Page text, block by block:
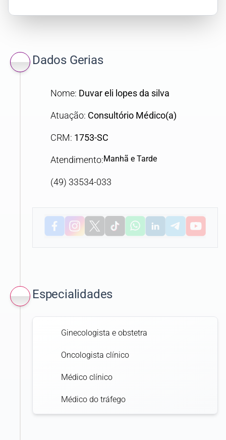
Dados Gerias
Nome: Duvar eli lopes da silva
Atuação: Consultório Médico(a)
CRM: 1753-SC
Atendimento:Manhã e Tarde
(49) 33534-033
Especialidades
Ginecologista e obstetra
Oncologista clínico
Médico clínico
Médico do tráfego